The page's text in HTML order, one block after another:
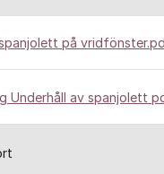
på
Underhåll av spanjolett